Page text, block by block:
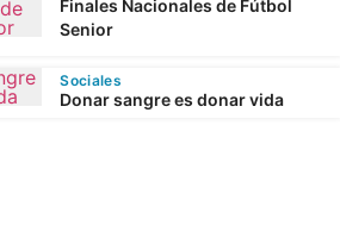
Finales Nacionales de Fútbol
Senior
Sociales
Donar sangre es donar vida